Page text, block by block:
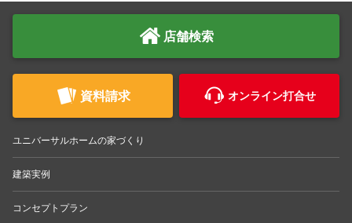
店舗検索
資料請求 オンライン打合せ
ユニバーサルホームの家づくり
建築実例
コンセプトプラン